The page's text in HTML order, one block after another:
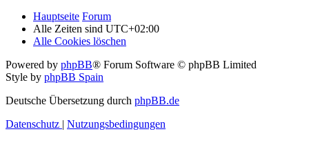
Hauptseite Forum
Alle Zeiten sind UTC+02:00
Alle Cookies löschen
Powered by phpBB® Forum Software © phpBB Limited
Style by phpBB Spain
Deutsche Übersetzung durch phpBB.de
Datenschutz | Nutzungsbedingungen